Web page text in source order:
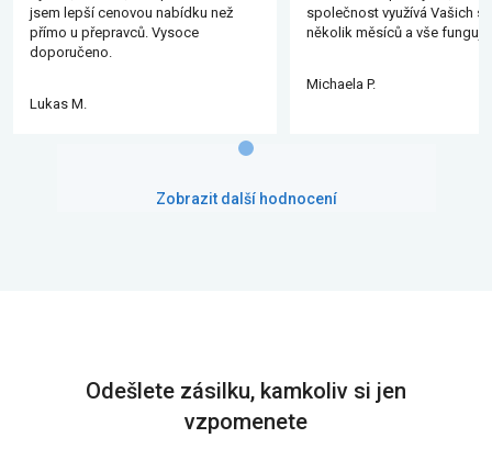
jsem lepší cenovou nabídku než
přímo u přepravců. Vysoce
doporučeno.
Lukas M.
společnost využívá Vašich
několik měsíců a vše funguje.
Michaela P.
Zobrazit další hodnocení
Odešlete zásilku, kamkoliv si jen
vzpomenete